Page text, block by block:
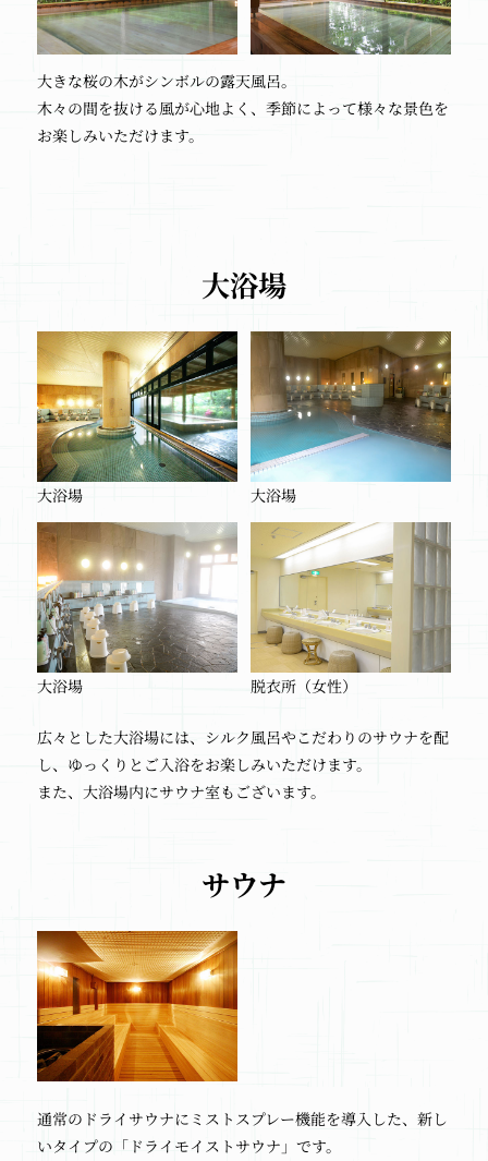
大きな桜の木がシンボルの露天風呂。
木々の間を抜ける風が心地よく、季節によって様々な景色を
お楽しみいただけます。
大浴場
大浴場 大浴場
大浴場 脱衣所（女性）
広々とした大浴場には、シルク風呂やこだわりのサウナを配
し、ゆっくりとご入浴をお楽しみいただけます。
また、大浴場内にサウナ室もございます。
サウナ
通常のドライサウナにミストスプレー機能を導入した、新し
いタイプの「ドライモイストサウナ」です。